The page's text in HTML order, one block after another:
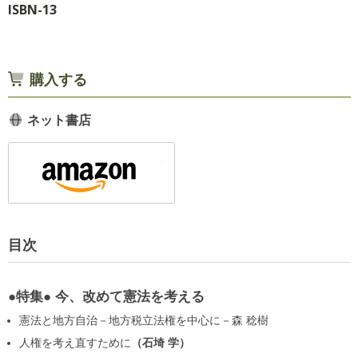
ISBN-13
購入する
ネット書店
目次
●特集● 今、改めて憲法を考える
憲法と地方自治－地方税立法権を中心に－ 森 稔樹
人権を考え直すために
石埼 学